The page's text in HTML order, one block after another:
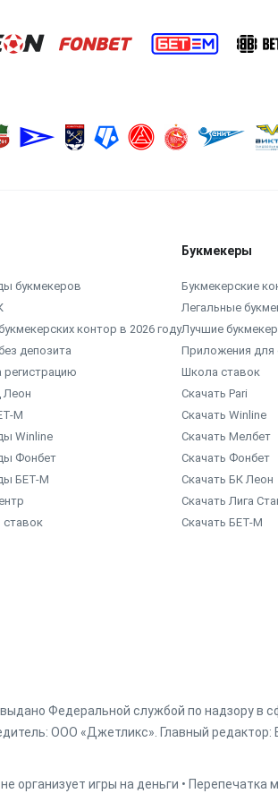
букмекеров
контор в 2026 году
депозита
регистрацию
Леон
М
Winline
Фонбет
БЕТ-М
ставок
Букмекеры
Букмекерские
Легальные
Лучшие
Приложения для
Школа ставок
Скачать Pari
Скачать Winline
Скачать Мелбет
Скачать Фонбет
Скачать БК Леон
Скачать Лига
Скачать БЕТ-М
Федеральной службой по надзору в
ООО «Джетликс». Главный
организует игры на деньги •